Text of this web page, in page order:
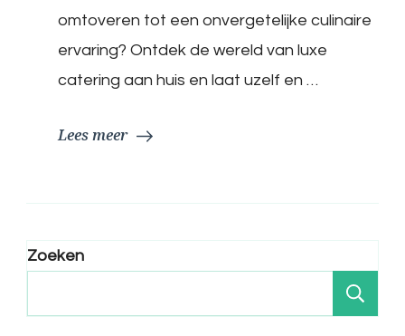
Huis
omtoveren tot een onvergetelijke culinaire
ervaring? Ontdek de wereld van luxe
catering aan huis en laat uzelf en …
Lees meer
Zoeken